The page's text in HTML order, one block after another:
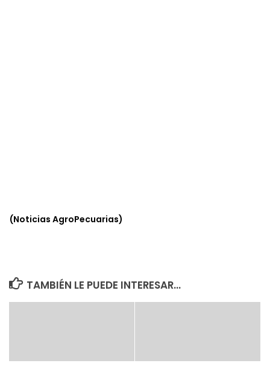
(Noticias AgroPecuarias)
TAMBIÉN LE PUEDE INTERESAR...